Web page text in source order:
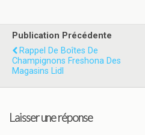
Publication Précédente
Rappel De Boîtes De
Champignons Freshona Des
Magasins Lidl
Laisser une réponse